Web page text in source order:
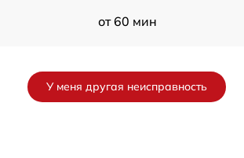
от 60 мин
У меня другая неисправность